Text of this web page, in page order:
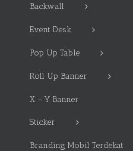
Backwall
Event Desk
Pop Up Table
Roll Up Banner
X – Y Banner
Sticker
Branding Mobil Terdekat